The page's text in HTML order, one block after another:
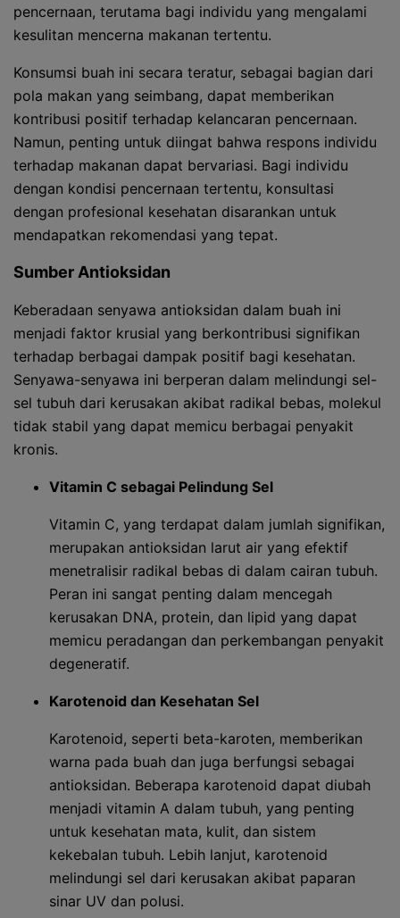
pencernaan, terutama bagi individu yang mengalami
kesulitan mencerna makanan tertentu.
Konsumsi buah ini secara teratur, sebagai bagian dari
pola makan yang seimbang, dapat memberikan
kontribusi positif terhadap kelancaran pencernaan.
Namun, penting untuk diingat bahwa respons individu
terhadap makanan dapat bervariasi. Bagi individu
dengan kondisi pencernaan tertentu, konsultasi
dengan profesional kesehatan disarankan untuk
mendapatkan rekomendasi yang tepat.
Sumber Antioksidan
Keberadaan senyawa antioksidan dalam buah ini
menjadi faktor krusial yang berkontribusi signifikan
terhadap berbagai dampak positif bagi kesehatan.
Senyawa-senyawa ini berperan dalam melindungi sel-
sel tubuh dari kerusakan akibat radikal bebas, molekul
tidak stabil yang dapat memicu berbagai penyakit
kronis.
Vitamin C sebagai Pelindung Sel
Vitamin C, yang terdapat dalam jumlah signifikan,
merupakan antioksidan larut air yang efektif
menetralisir radikal bebas di dalam cairan tubuh.
Peran ini sangat penting dalam mencegah
kerusakan DNA, protein, dan lipid yang dapat
memicu peradangan dan perkembangan penyakit
degeneratif.
Karotenoid dan Kesehatan Sel
Karotenoid, seperti beta-karoten, memberikan
warna pada buah dan juga berfungsi sebagai
antioksidan. Beberapa karotenoid dapat diubah
menjadi vitamin A dalam tubuh, yang penting
untuk kesehatan mata, kulit, dan sistem
kekebalan tubuh. Lebih lanjut, karotenoid
melindungi sel dari kerusakan akibat paparan
sinar UV dan polusi.